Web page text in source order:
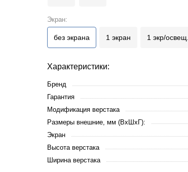
Экран:
без экрана 1 экран 1 экр/освещ.
Характеристики:
Бренд
Гарантия
Модификация верстака
Размеры внешние, мм (ВхШхГ):
Экран
Высота верстака
Ширина верстака